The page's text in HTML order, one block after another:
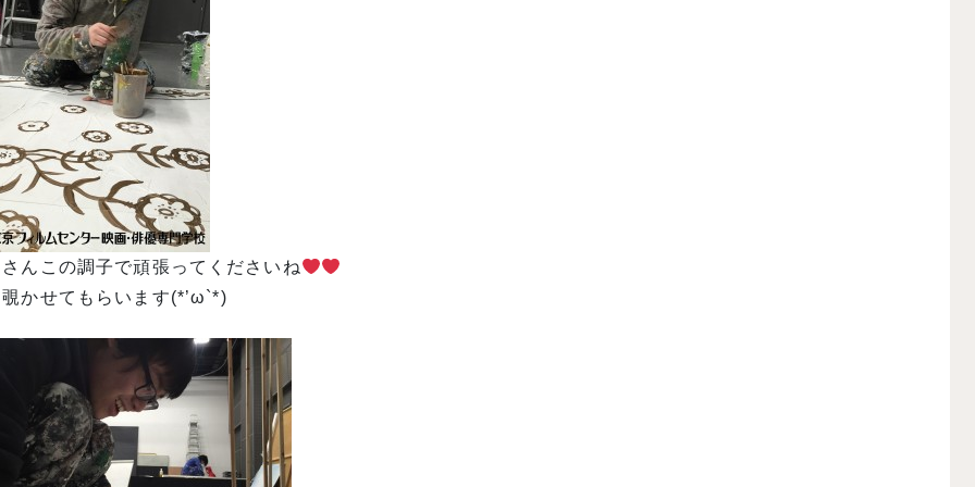
んこの調子で頑張ってくださいね
かせてもらいます(*’ω`*)ゞ